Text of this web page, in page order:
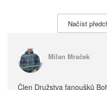
Načíst
Milan Mraček
Člen Družstva fanoušků